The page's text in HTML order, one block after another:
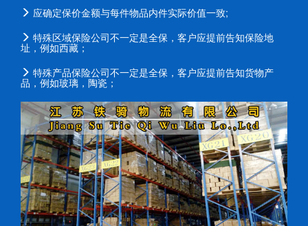
应确定保价金额与每件物品内件实际价值一致;
特殊区域保险公司不一定是全保，客户应提前告知保险地
址，例如西藏；
特殊产品保险公司不一定是全保，客户应提前告知货物产
品，例如玻璃，陶瓷；